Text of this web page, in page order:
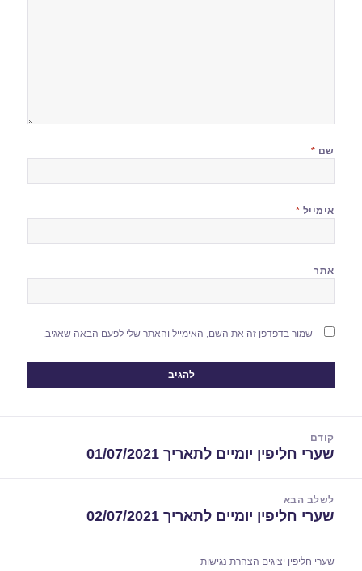
שם *
אימייל *
אתר
שמור בדפדפן זה את השם, האימייל והאתר שלי לפעם הבאה שאגיב.
קודם
הפוסט
שערי חליפין יומיים לתאריך 01/07/2021
לשלב הבא
הפוסט
שערי חליפין יומיים לתאריך 02/07/2021
שערי חליפין יציגים הצהרת נגישות